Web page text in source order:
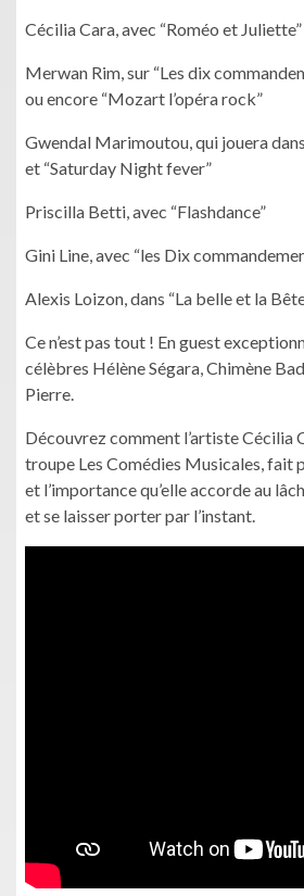
Cécilia Cara, avec “Roméo et Juliette”
Merwan Rim, sur “Les dix
ou encore “Mozart l’opéra rock”
Gwendal Marimoutou, qui jouera dans
et “Saturday Night fever”
Priscilla Betti, avec “Flashdance”
Gini Line, avec “les Dix
Alexis Loizon, dans “La belle et la
Ce n’est pas tout ! En guest
célèbres Hélène Ségara, Chimène
Pierre.
Découvrez comment l’artiste Cécilia
troupe Les Comédies Musicales, fait
et l’importance qu’elle accorde au
et se laisser porter par l’instant.